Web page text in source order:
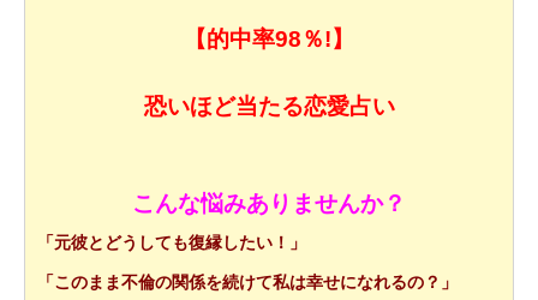
【的中率98％!】
恐いほど当たる恋愛占い
こんな悩みありませんか？
「元彼とどうしても復縁したい！」
「このまま不倫の関係を続けて私は幸せになれるの？」